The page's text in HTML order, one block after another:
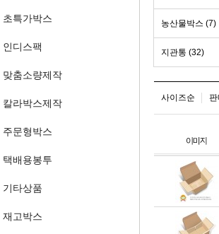
초특가박스
인디스팩
맞춤소량제작
칼라박스제작
주문형박스
택배용봉투
기타상품
재고박스
농산물박스 (7)
지관통 (32)
사이즈순